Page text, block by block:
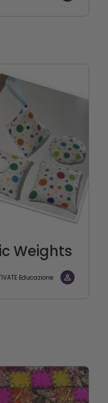
Weights
Educazione